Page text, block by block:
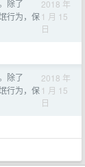
除了
行为，保
2018 年
1 月 15
日
除了
行为，保
2018 年
1 月 15
日